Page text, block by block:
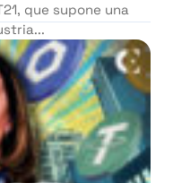
que supone una